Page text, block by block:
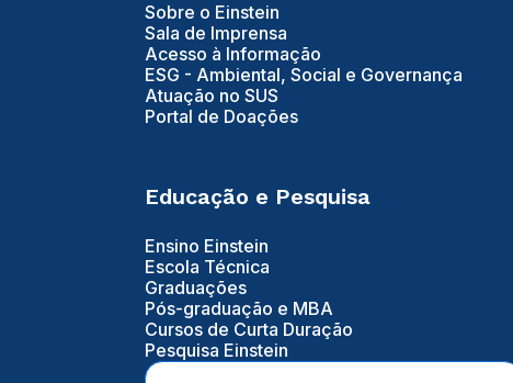
Sobre o Einstein
Sala de Imprensa
Acesso à Informação
ESG - Ambiental, Social e Governança
Atuação no SUS
Portal de Doações
Educação e Pesquisa
Ensino Einstein
Escola Técnica
Graduações
Pós-graduação e MBA
Cursos de Curta Duração
Pesquisa Einstein